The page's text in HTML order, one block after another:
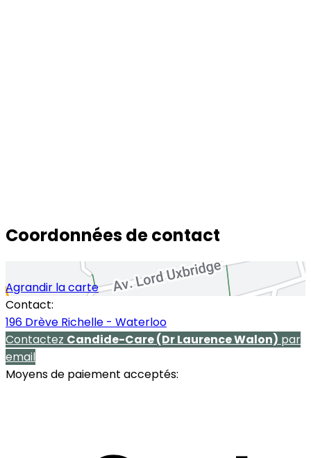
Coordonnées de contact
Agrandir la carte
Contact:
196 Drève Richelle - Waterloo
Contactez Candide-Care (Dr Laurence Walon) par
email
Moyens de paiement acceptés: